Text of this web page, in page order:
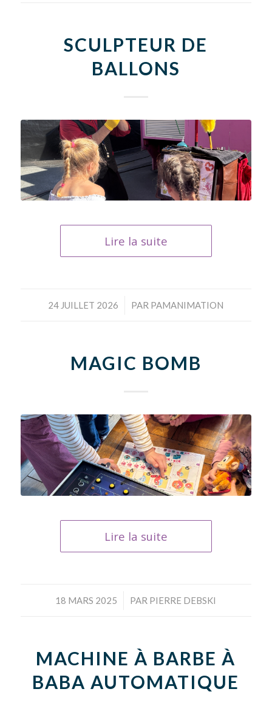
SCULPTEUR DE
BALLONS
Lire la suite
24 JUILLET 2026
/ PAR PAMANIMATION
MAGIC BOMB
Lire la suite
18 MARS 2025
/ PAR PIERRE DEBSKI
MACHINE À BARBE À
BABA AUTOMATIQUE